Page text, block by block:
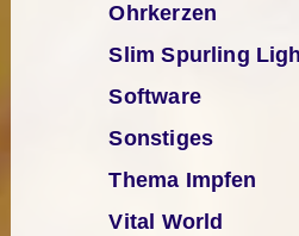
Ohrkerzen
Slim Spurling
Software
Sonstiges
Thema Impfen
Vital World